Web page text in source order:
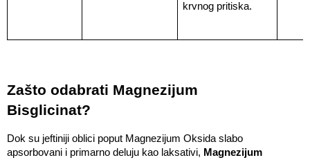
krvnog pritiska.
Zašto odabrati Magnezijum
Bisglicinat?
Dok su jeftiniji oblici poput Magnezijum Oksida slabo
apsorbovani i primarno deluju kao laksativi, Magnezijum